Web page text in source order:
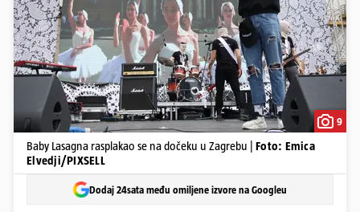
9
Baby Lasagna rasplakao se na dočeku u Zagrebu | Foto: Emica
Elvedji/PIXSELL
Dodaj 24sata među omiljene izvore na Googleu